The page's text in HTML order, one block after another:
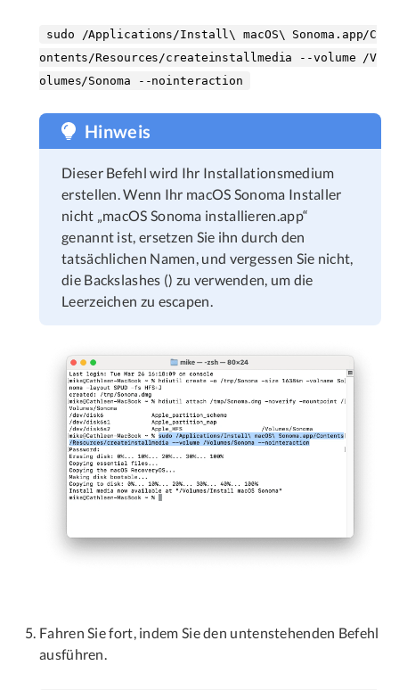
sudo /Applications/Install\ macOS\ Sonoma.app/C
ontents/Resources/createinstallmedia --volume /V
olumes/Sonoma --nointeraction
Hinweis
Dieser Befehl wird Ihr Installationsmedium
erstellen. Wenn Ihr macOS Sonoma Installer
nicht „macOS Sonoma installieren.app“
genannt ist, ersetzen Sie ihn durch den
tatsächlichen Namen, und vergessen Sie nicht,
die Backslashes () zu verwenden, um die
Leerzeichen zu escapen.
Fahren Sie fort, indem Sie den untenstehenden Befehl
ausführen.